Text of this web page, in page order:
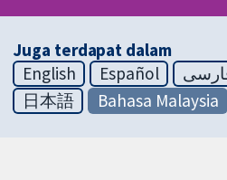
Juga terdapat dalam
English
Español
日本語
Bahasa Malaysia